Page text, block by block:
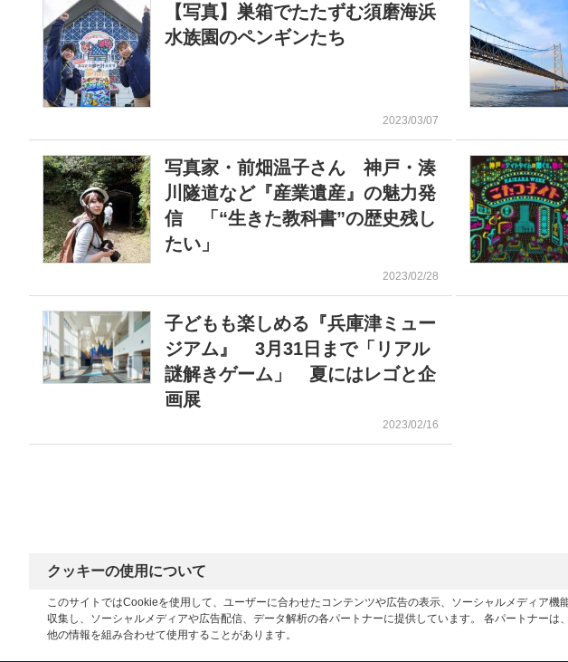
【写真】巣箱でたたずむ須磨海浜
水族園のペンギンたち
2023/03/07
写真家・前畑温子さん 神戸・湊
川隧道など『産業遺産』の魅力発
信 「“生きた教科書”の歴史残し
たい」
2023/02/28
子どもも楽しめる『兵庫津ミュー
ジアム』 3月31日まで「リアル
謎解きゲーム」 夏にはレゴと企
画展
2023/02/16
クッキーの使用について
このサイトではCookieを使用して、ユーザーに合わせたコンテンツや広告の表示、ソーシャルメディア
収集し、ソーシャルメディアや広告配信、データ解析の各パートナーに提供しています。 各パートナー
他の情報を組み合わせて使用することがあります。